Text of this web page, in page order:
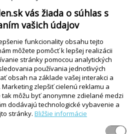
užívateľov aplikácie, používajte na
Viac...
a tlačené ako zoznam zoradený
vás žiada o súhlas s
vašich údajov
funkcionality obsahu tejto
môžete pomôcť k lepšej realizácii
stránky pomocou analytických
používania jednotlivých
obsah na základe vašej interakci a
zlepšiť cielenú reklamu a
môžu byť anonymne zdielané medzi
dodávajú technologické vybavenie a
stránky. Bližšie informácie